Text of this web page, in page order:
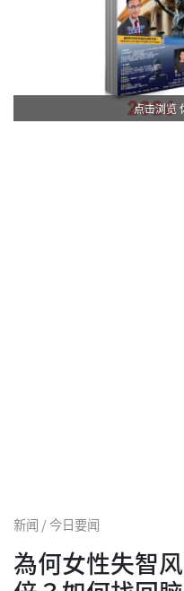
点击浏览
新闻 / 今日要闻
為何女性失智